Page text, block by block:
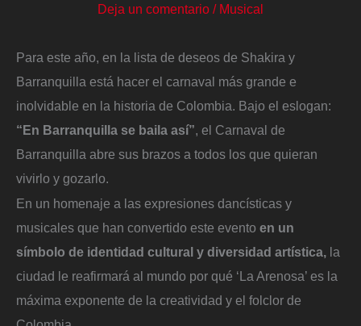
Deja un comentario / Musical
Para este año, en la lista de deseos de Shakira y
Barranquilla está hacer el carnaval más grande e
inolvidable en la historia de Colombia. Bajo el eslogan:
“En Barranquilla se baila así”, el Carnaval de
Barranquilla abre sus brazos a todos los que quieran
vivirlo y gozarlo.
En un homenaje a las expresiones dancísticas y
musicales que han convertido este evento en un
símbolo de identidad cultural y diversidad artística, la
ciudad le reafirmará al mundo por qué ‘La Arenosa’ es la
máxima exponente de la creatividad y el folclor de